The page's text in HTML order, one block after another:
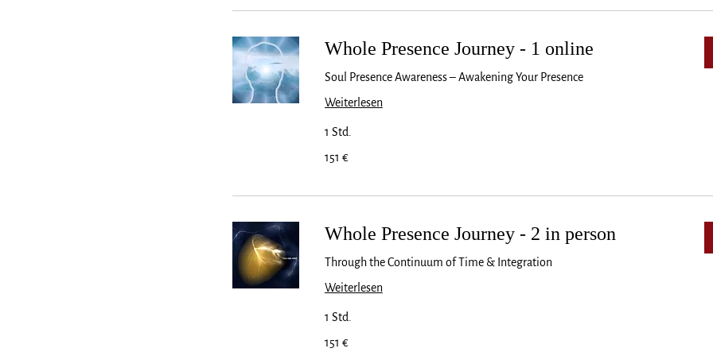
Whole Presence Journey - 1 online
Soul Presence Awareness – Awakening Your Presence
Weiterlesen
1 Std.
Euro
151 €
Whole Presence Journey - 2 in person
Through the Continuum of Time & Integration
Weiterlesen
1 Std.
Euro
151 €